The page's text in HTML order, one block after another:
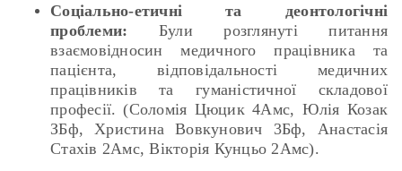
Соціально-етичні та деонтологічні
проблеми: Були розглянуті питання
взаємовідносин медичного працівника та
пацієнта, відповідальності медичних
працівників та гуманістичної складової
професії. (Соломія Цюцик 4Амс, Юлія Козак
ЗБф, Христина Вовкунович 3Бф, Анастасія
Стахів 2Амс, Вікторія Кунцьо 2Амс).